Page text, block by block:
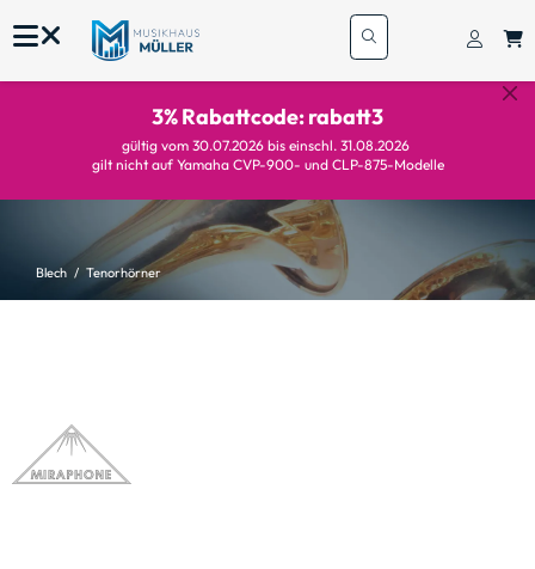
3% Rabattcode: rabatt3
gültig vom 30.07.2026 bis einschl. 31.08.2026
gilt nicht auf Yamaha CVP-900- und CLP-875-Modelle
Blech Tenorhörner